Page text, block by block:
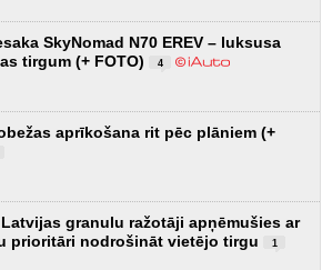
SkyNomad N70 EREV – luksusa
tirgum (+ FOTO)
4
aprīkošana rit pēc plāniem (+
Latvijas granulu ražotāji apņēmušies ar
prioritāri nodrošināt vietējo tirgu
1